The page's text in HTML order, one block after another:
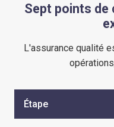
Sept points de
L'assurance qualité
Étape